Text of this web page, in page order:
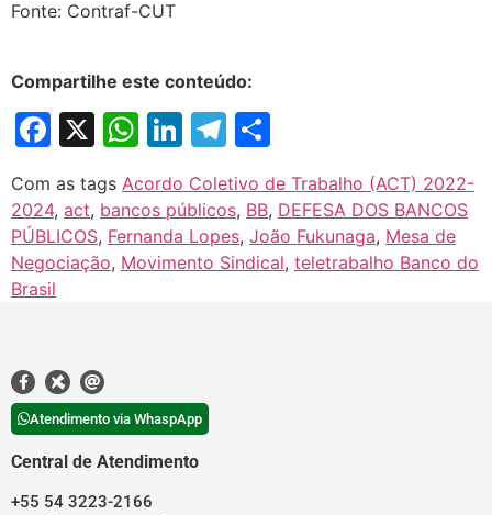
Fonte: Contraf-CUT
Compartilhe este conteúdo:
Facebook
X WhatsApp
LinkedIn
Telegram
Com as tags Acordo Coletivo de Trabalho (ACT) 2022-
2024, act, bancos públicos, BB, DEFESA DOS BANCOS
PÚBLICOS, Fernanda Lopes, João Fukunaga, Mesa de
Negociação, Movimento Sindical, teletrabalho Banco do
Brasil
Atendimento via WhaspApp
Central de Atendimento
+55 54 3223-2166